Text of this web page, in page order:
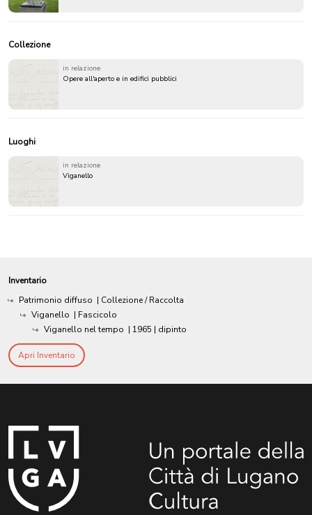
Collezione
in relazione
Opere all'aperto e in edifici pubblici
Luoghi
in relazione
Viganello
Inventario
Patrimonio diffuso | Collezione / Raccolta
Viganello | Fascicolo
Viganello nel tempo | 1965 | dipinto
Apri Inventario